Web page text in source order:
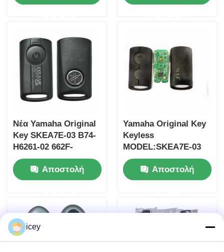
2017 Χωρίς τσιπ
MOQ 50pcs
τηλεχειριστήριο
Νέα Yamaha Original
Key SKEA7E-03 B74-
H6261-02 662F-
SKEA7D03
Αποστολή
Yamaha Original Key
Keyless
MODEL:SKEA7E-03
Για την Yamaha
έξυπνο
τηλεχειριστήριο
Αποστολή
icey